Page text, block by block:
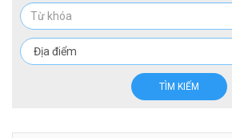
TÌM KIẾM